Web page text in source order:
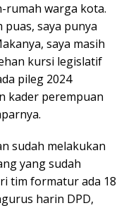
rumah warga kota.
puas, saya punya
saya masih
kursi legislatif
pileg 2024
kader perempuan
sudah melakukan
yang sudah
tim formatur ada 18
harin DPD,